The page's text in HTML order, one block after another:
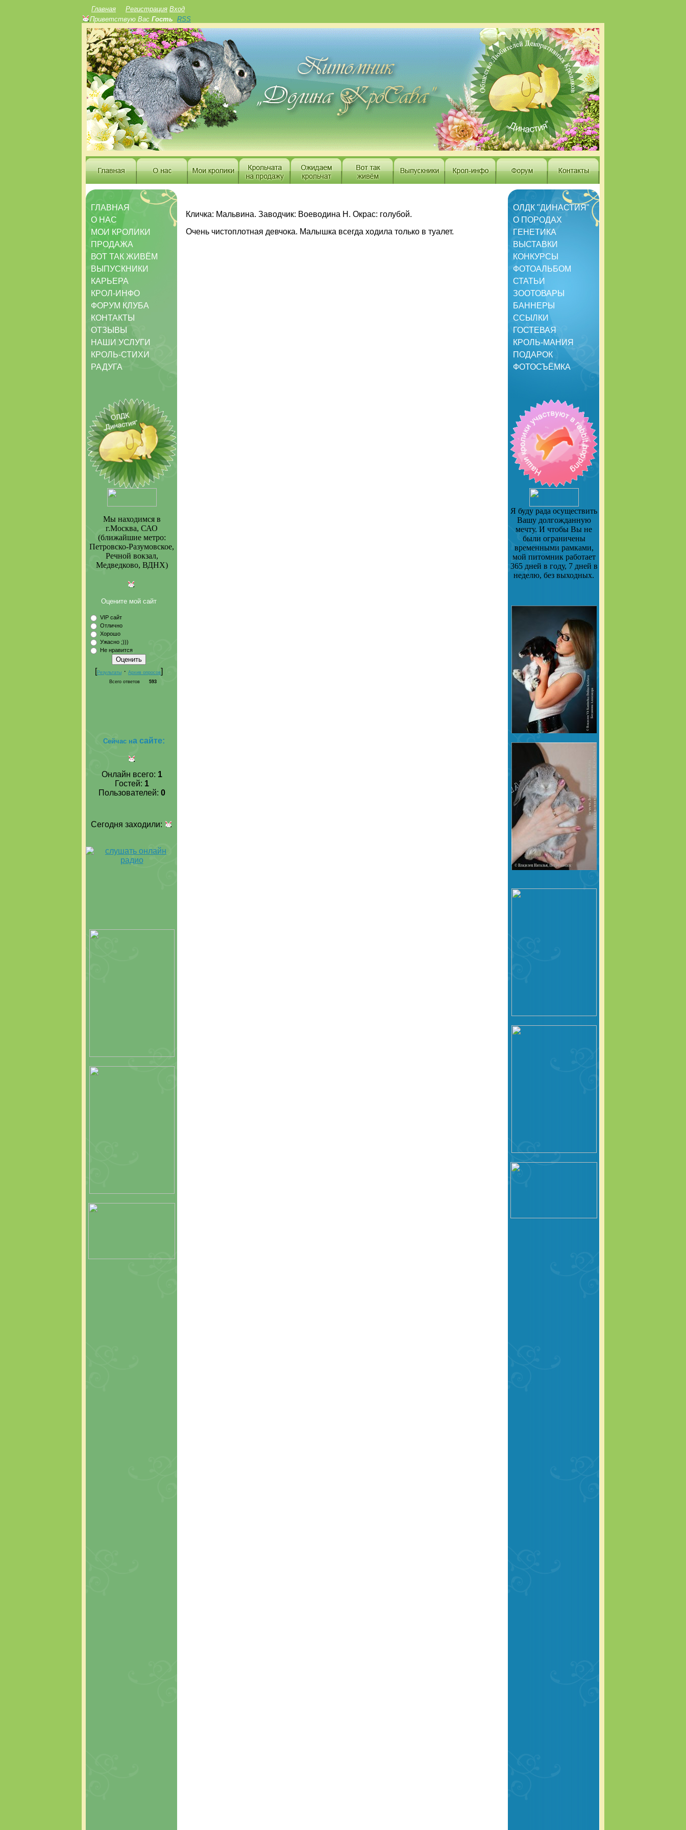
Главная Регистрация Вход
Приветствую Вас Гость RSS
ГЛАВНАЯ
О НАС
МОИ КРОЛИКИ
ПРОДАЖА
ВОТ ТАК ЖИВЁМ
ВЫПУСКНИКИ
КАРЬЕРА
КРОЛ-ИНФО
ФОРУМ КЛУБА
КОНТАКТЫ
ОТЗЫВЫ
НАШИ УСЛУГИ
КРОЛЬ-СТИХИ
РАДУГА
Мы находимся в
г.Москва, САО
(ближайшие метро:
Петровско-Разумовское,
Речной вокзал,
Медведково, ВДНХ)
Оцените мой сайт
VIP сайт
Отлично
Хорошо
Ужасно ;)))
Не нравится
[Результаты · Архив опросов]
Всего ответов 593
Сейчас на сайте:
Онлайн всего: 1
Гостей: 1
Пользователей: 0
Сегодня заходили:
Кличка: Мальвина. Заводчик: Воеводина Н. Окрас: голубой.
Очень чистоплотная девчока. Малышка всегда ходила только в туалет.
ОЛДК "ДИНАСТИЯ"
О ПОРОДАХ
ГЕНЕТИКА
ВЫСТАВКИ
КОНКУРСЫ
ФОТОАЛЬБОМ
СТАТЬИ
ЗООТОВАРЫ
БАННЕРЫ
ССЫЛКИ
ГОСТЕВАЯ
КРОЛЬ-МАНИЯ
ПОДАРОК
ФОТОСЪЁМКА
Я буду рада осуществить
Вашу долгожданную
мечту. И чтобы Вы не
были ограничены
временными рамками,
мой питомник работает
365 дней в году, 7 дней в
неделю, без выходных.